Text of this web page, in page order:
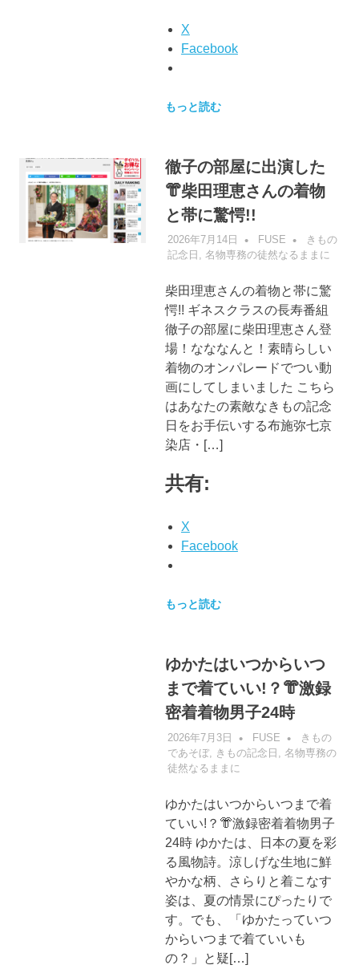
X
Facebook
もっと読む
徹子の部屋に出演した
👘柴田理恵さんの着物
と帯に驚愕!!
2026年7月14日 FUSE
きもの
記念日 , 名物専務の徒然なるままに
柴田理恵さんの着物と帯に驚
愕!! ギネスクラスの長寿番組
徹子の部屋に柴田理恵さん登
場！なななんと！素晴らしい
着物のオンパレードでつい動
画にしてしまいました こちら
はあなたの素敵なきもの記念
日をお手伝いする布施弥七京
染店・[…]
共有:
X
Facebook
もっと読む
ゆかたはいつからいつ
まで着ていい!？👘激録
密着着物男子24時
2026年7月3日 FUSE
きもの
であそぼ, きもの記念日
名物専務の
徒然なるままに
ゆかたはいつからいつまで着
ていい!？👘激録密着着物男子
24時 ゆかたは、日本の夏を彩
る風物詩。涼しげな生地に鮮
やかな柄、さらりと着こなす
姿は、夏の情景にぴったりで
す。でも、「ゆかたっていつ
からいつまで着ていいも
の？」と疑[…]